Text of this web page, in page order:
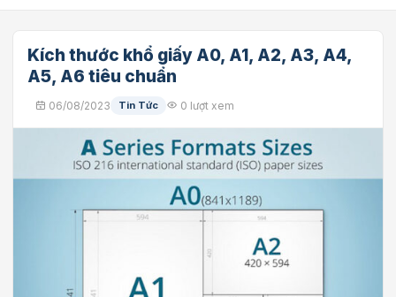
Kích thước khổ giấy A0, A1, A2, A3, A4,
A5, A6 tiêu chuẩn
06/08/2023 Tin Tức 0 lượt xem